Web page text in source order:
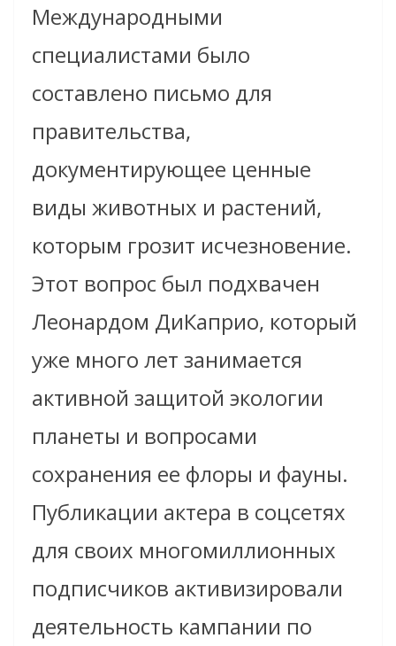
Международными
специалистами было
составлено письмо для
правительства,
документирующее ценные
виды животных и растений,
которым грозит исчезновение.
Этот вопрос был подхвачен
Леонардом ДиКаприо, который
уже много лет занимается
активной защитой экологии
планеты и вопросами
сохранения ее флоры и фауны.
Публикации актера в соцсетях
для своих многомиллионных
подписчиков активизировали
деятельность кампании по